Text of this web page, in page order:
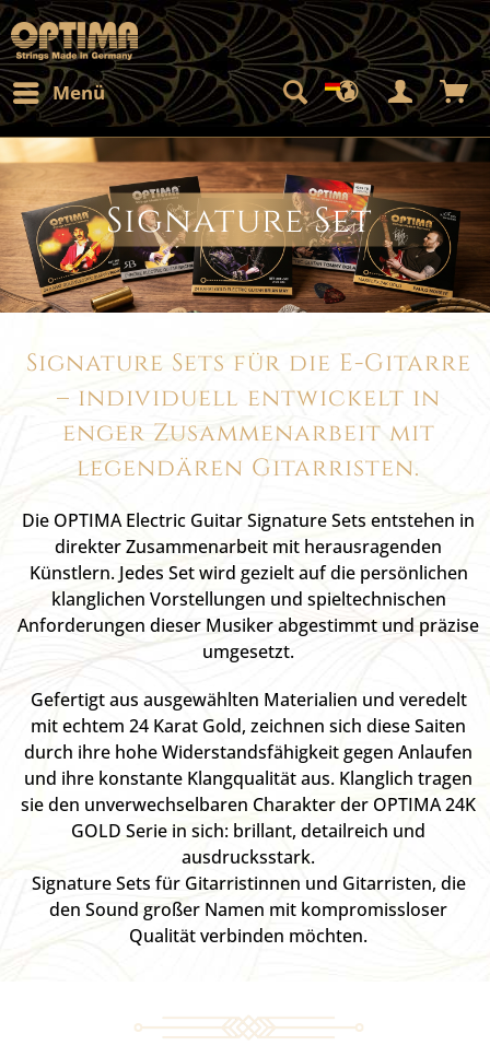
Menü
Signature Set
Signature Sets für die E-Gitarre
– individuell entwickelt in
enger Zusammenarbeit mit
legendären Gitarristen.
Die OPTIMA Electric Guitar Signature Sets entstehen in
direkter Zusammenarbeit mit herausragenden
Künstlern. Jedes Set wird gezielt auf die persönlichen
klanglichen Vorstellungen und spieltechnischen
Anforderungen dieser Musiker abgestimmt und präzise
umgesetzt.
Gefertigt aus ausgewählten Materialien und veredelt
mit echtem 24 Karat Gold, zeichnen sich diese Saiten
durch ihre hohe Widerstandsfähigkeit gegen Anlaufen
und ihre konstante Klangqualität aus. Klanglich tragen
sie den unverwechselbaren Charakter der OPTIMA 24K
GOLD Serie in sich: brillant, detailreich und
ausdrucksstark.
Signature Sets für Gitarristinnen und Gitarristen, die
den Sound großer Namen mit kompromissloser
Qualität verbinden möchten.